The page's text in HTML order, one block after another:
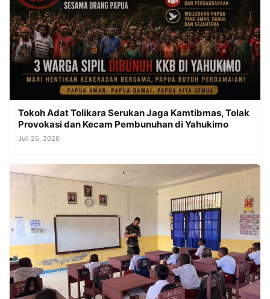
Tokoh Adat Tolikara Serukan Jaga Kamtibmas, Tolak
Provokasi dan Kecam Pembunuhan di Yahukimo
Juli 26, 2026